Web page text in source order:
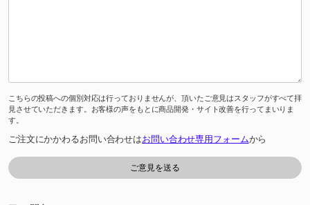
こちらの投稿への個別対応は行っておりませんが、頂いたご意見はスタッフがすべて拝
見させていただきます。お客様の声をもとに商品開発・サイト改善を行ってまいりま
す。
ご注文にかかわるお問い合わせはお問い合わせ専用フォームから